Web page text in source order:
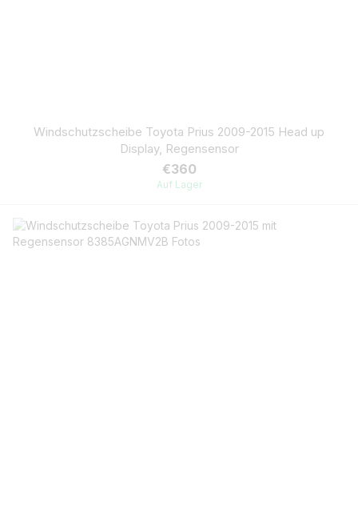
Windschutzscheibe Toyota Prius 2009-2015 Head up
Display, Regensensor
€360
Auf Lager